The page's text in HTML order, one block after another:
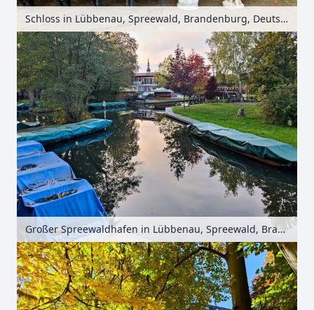
Schloss in Lübbenau, Spreewald, Brandenburg, Deutschland
Großer Spreewaldhafen in Lübbenau, Spreewald, Brandenburg, Deutschland